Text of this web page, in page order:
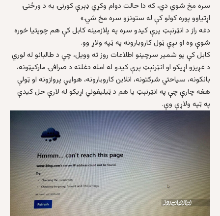
سره مخ شوي دي، که دا حالت دوام وکړي ډېرې کورنۍ به د ورځنۍ
اړتیاوو پوره کولو کې له ستونزو سره مخ شي.»
دغه راز د انټرنېټ پرې کیدو سره په پلازمینه کابل کې هم چوپتیا خوره
شوې وه او نږې ټول کاروبارونه په ټپه ولاړ وو.
کابل کې یو شمیر سرچینو اطلاعات روز ته وویل، چې د طالبانو له لوري
د غږیزو اړیکو او انټرنېټ پرې کیدو له امله دغلته د صرافۍ مارکیټونه،
بانکونه، سیاحتي شرکتونه، انلاین کاروبارونه، هوایي پروازونه او ټولې
هغه چارې چې په انټرنېټ یا هم د ټیلیفوني اړیکو له لارې حل کیدې
په ټپه ولاړې وې.